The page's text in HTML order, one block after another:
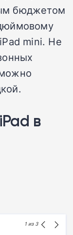
бюджетом
mini. Не
в
1 из 3